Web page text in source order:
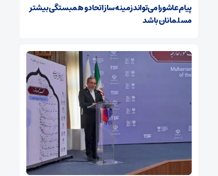
پیام عاشورا می‌تواند زمینه‌ساز اتحاد و همبستگی بیشتر
مسلمانان باشد